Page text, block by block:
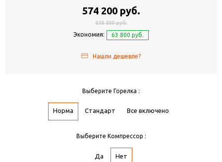
574 200 руб.
638 000 руб.
Экономия: 63 800 руб.
Нашли дешевле?
Выберите Горелка :
Норма Стандарт Все включено
Выберите Компрессор :
Да Нет